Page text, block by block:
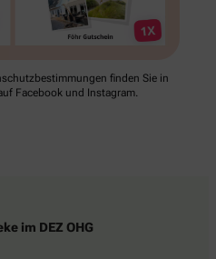
finden Sie in
Facebook und Instagram.
im DEZ OHG